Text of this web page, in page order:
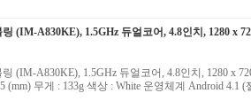
(IM-A830KE), 1.5GHz 듀얼코어, 4.8인치, 1280 x
(IM-A830KE), 1.5GHz 듀얼코어, 4.8인치, 1280 x
(mm) 무게 : 133g 색상 : White 운영체계 Android